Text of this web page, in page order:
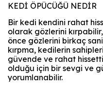
KEDİ ÖPÜCÜĞÜ NEDİR
Bir kedi kendini rahat
olarak gözlerini
önce gözlerini birkaç
kırpma, kedilerin
güvende ve rahat
olduğu için bir sevgi ve
yorumlanabilir.